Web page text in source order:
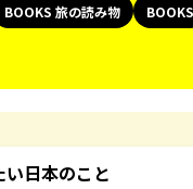
BOOKS 旅の読み物 BOOKS
日本のこと